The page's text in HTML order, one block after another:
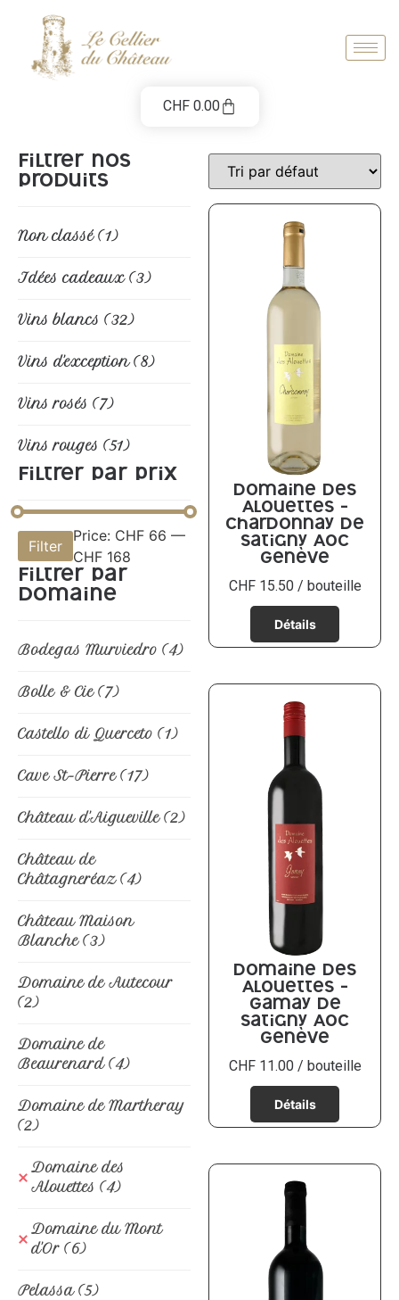
CHF0.00
Filtrer nos
produits
Non classé (1)
Idées cadeaux (3)
Vins blancs (32)
Vins d'exception(8)
Vins rosés (7)
Vins rouges (51)
Filtrer par prix
Filter
Price: CHF 66 —
CHF 168
Filtrer par
domaine
Bodegas Murviedro (4)
Bolle & Cie (7)
Castello di Querceto (1)
Cave St-Pierre (17)
Château d'Aigueville (2)
Château de
Châtagneréaz (4)
Château Maison
Blanche (3)
Domaine de Autecour
(2)
Domaine de
Beaurenard (4)
Domaine de Martheray
(2)
Domaine des
Alouettes (4)
Domaine du Mont
d'Or (6)
Pelassa (5)
Domaine des
Alouettes –
Chardonnay de
Satigny AOC
Genève
CHF15.50 / bouteille
Domaine des
Alouettes –
Gamay de
Satigny AOC
Genève
CHF11.00 / bouteille